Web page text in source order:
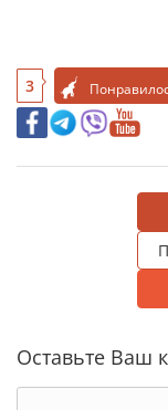
3
Оставьте Ваш